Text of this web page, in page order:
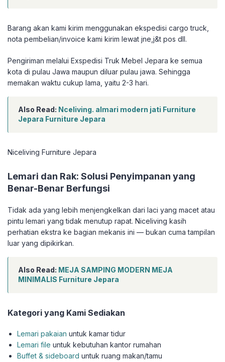
Barang akan kami kirim menggunakan ekspedisi cargo truck,
nota pembelian/invoice kami kirim lewat jne,j&t pos dll.
Pengiriman melalui Exspedisi Truk Mebel Jepara ke semua
kota di pulau Jawa maupun diluar pulau jawa. Sehingga
memakan waktu cukup lama, yaitu 2-3 hari.
Also Read: Nceliving. almari modern jati Furniture
Jepara Furniture Jepara
Niceliving Furniture Jepara
Lemari dan Rak: Solusi Penyimpanan yang
Benar-Benar Berfungsi
Tidak ada yang lebih menjengkelkan dari laci yang macet atau
pintu lemari yang tidak menutup rapat. Niceliving kasih
perhatian ekstra ke bagian mekanis ini — bukan cuma tampilan
luar yang dipikirkan.
Also Read: MEJA SAMPING MODERN MEJA
MINIMALIS Furniture Jepara
Kategori yang Kami Sediakan
Lemari pakaian untuk kamar tidur
Lemari file untuk kebutuhan kantor rumahan
Buffet & sideboard untuk ruang makan/tamu